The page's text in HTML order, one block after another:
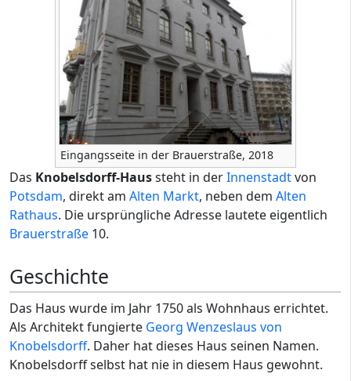
Eingangsseite in der Brauerstraße, 2018
Das Knobelsdorff-Haussteht in derInnenstadtvon
Potsdam, direkt am Alten Markt, neben dem Alten
Rathaus. Die ursprüngliche Adresse lautete eigentlich
Brauerstraße 10.
Geschichte
Das Haus wurde im Jahr 1750 als Wohnhaus errichtet.
Als Architekt fungierte Georg Wenzeslaus von
Knobelsdorff. Daher hat dieses Haus seinen Namen.
Knobelsdorff selbst hat nie in diesem Haus gewohnt.